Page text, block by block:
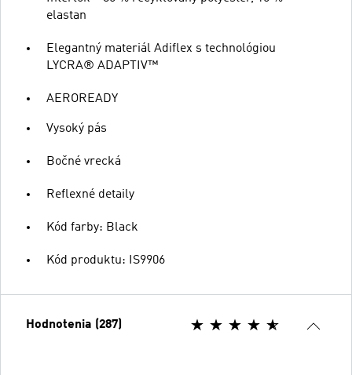
elastan
Elegantný materiál Adiflex s technológiou
LYCRA® ADAPTIV™
AEROREADY
Vysoký pás
Bočné vrecká
Reflexné detaily
Kód farby: Black
Kód produktu: IS9906
Hodnotenia (287)